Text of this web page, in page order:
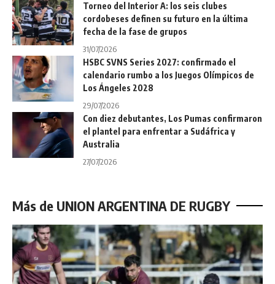
Torneo del Interior A: los seis clubes
cordobeses definen su futuro en la última
fecha de la fase de grupos
31/07/2026
HSBC SVNS Series 2027: confirmado el
calendario rumbo a los Juegos Olímpicos de
Los Ángeles 2028
29/07/2026
Con diez debutantes, Los Pumas confirmaron
el plantel para enfrentar a Sudáfrica y
Australia
27/07/2026
Más de UNION ARGENTINA DE RUGBY